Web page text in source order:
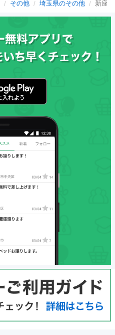
その他 埼玉県のその他 新座